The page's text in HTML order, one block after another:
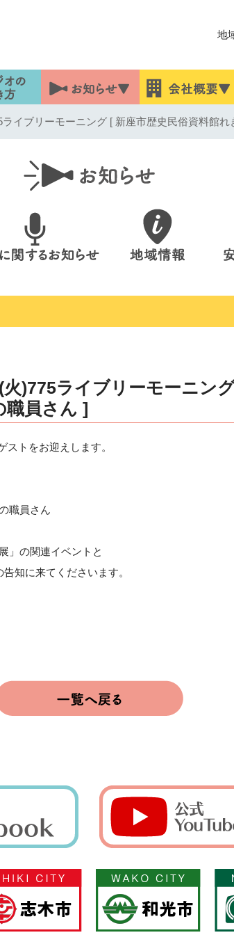
地
ライブリーモーニング [ 新座市歴史民俗資料館
火)775ライブリーモーニン
職員さん ]
ストをお迎えします。
職員さん
の関連イベントと
に来てくださいます。